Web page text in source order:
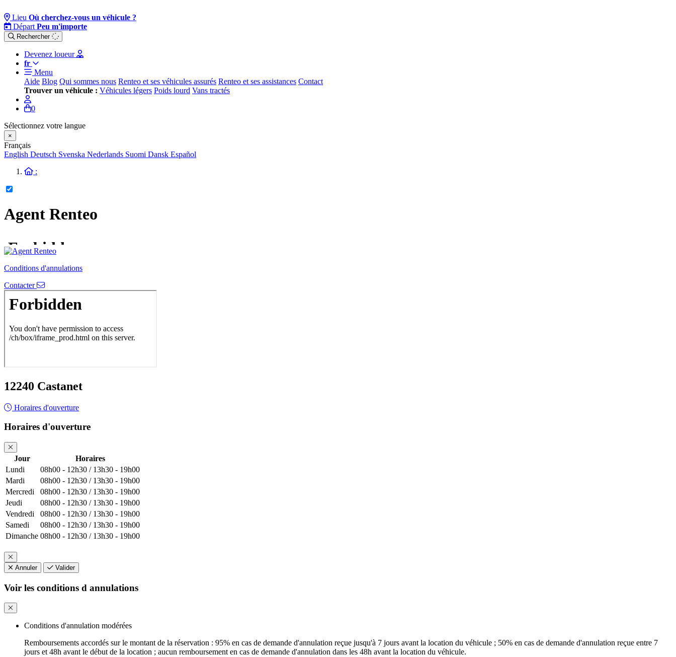
Lieu Où cherchez-vous un véhicule ?
Départ Peu m'importe
Rechercher
Devenez loueur
fr
Menu
Aide Blog Qui sommes nous Renteo et ses véhicules assurés Renteo et ses assistances Contact
Trouver un véhicule : Véhicules légers Poids lourd Vans tractés
0
Sélectionnez votre langue
×
Français
English Deutsch Svenska Nederlands Suomi Dansk Español
:
Agent Renteo
Conditions d'annulations
Contacter
12240 Castanet
Horaires d'ouverture
Horaires d'ouverture
Jour
Horaires
Lundi
08h00 - 12h30 / 13h30 - 19h00
Mardi
08h00 - 12h30 / 13h30 - 19h00
Mercredi
08h00 - 12h30 / 13h30 - 19h00
Jeudi
08h00 - 12h30 / 13h30 - 19h00
Vendredi
08h00 - 12h30 / 13h30 - 19h00
Samedi
08h00 - 12h30 / 13h30 - 19h00
Dimanche 08h00 - 12h30 / 13h30 - 19h00
Annuler Valider
Voir les conditions d annulations
Conditions d'annulation modérées
Remboursements accordés sur le montant de la réservation : 95% en cas de demande d'annulation reçue jusqu'à 7 jours avant la location du véhicule ; 50% en cas de demande d'annulation reçue entre 7
jours et 48h avant le début de la location ; aucun remboursement en cas de demande d'annulation dans les 48h avant la location du véhicule.